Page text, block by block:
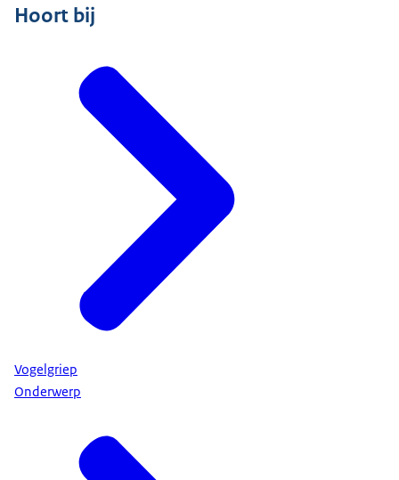
Hoort bij
Vogelgriep
Onderwerp